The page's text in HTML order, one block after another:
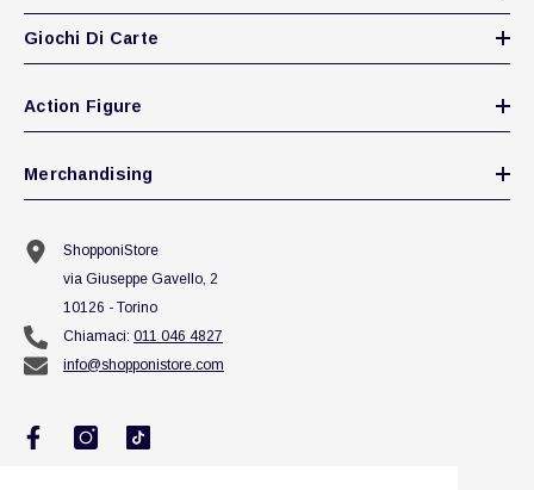
Giochi Di Carte
Action Figure
Merchandising
ShopponiStore
via Giuseppe Gavello, 2
10126 - Torino
Chiamaci: 011 046 4827
info@shopponistore.com